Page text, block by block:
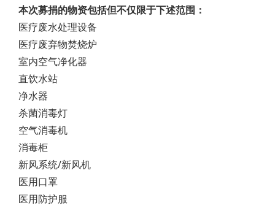
本次募捐的物资包括但不仅限于下述范围：
医疗废水处理设备
医疗废弃物焚烧炉
室内空气净化器
直饮水站
净水器
杀菌消毒灯
空气消毒机
消毒柜
新风系统/新风机
医用口罩
医用防护服